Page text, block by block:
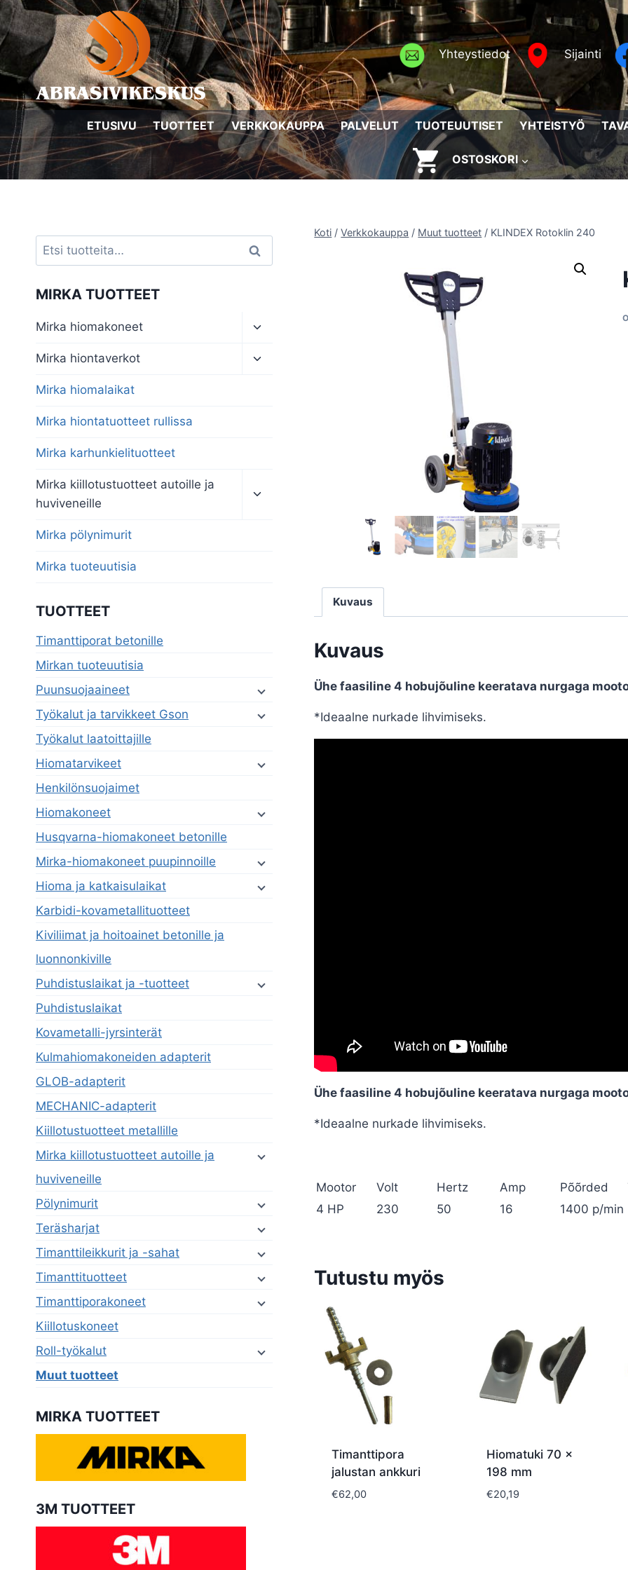
Siirry
sisältöön
Yhteystiedot
Sijainti
ETUSIVU TUOTTEET VERKKOKAUPPA PALVELUT TUOTEUUTISET YHTEISTYÖ
OSTOSKORI
Koti / Verkkokauppa / Muut tuotteet / KLINDEX Rotoklin 240
Kuvaus
Kuvaus
Ühe faasiline 4 hobujõuline keeratava nurgaga
*Ideaalne nurkade lihvimiseks.
Ühe faasiline 4 hobujõuline keeratava nurgaga
*Ideaalne nurkade lihvimiseks.
Mootor Volt Hertz Amp Põõrded
4 HP
230 50 16 1400 p/min
Tutustu myös
Timanttipora
jalustan ankkuri
€62,00
Hiomatuki 70 x
198 mm
€20,19
Etsi: Haku
MIRKA TUOTTEET
Mirka hiomakoneet
Toggle
menu
Mirka hiontaverkot
Toggle
Mirka hiomalaikat
Mirka hiontatuotteet rullissa
Mirka karhunkielituotteet
Mirka kiillotustuotteet autoille ja
huviveneille
child
Mirka pölynimurit
Mirka tuoteuutisia
TUOTTEET
Timanttiporat betonille
Mirkan tuoteuutisia
Puunsuojaaineet
Työkalut ja tarvikkeet Gson
Työkalut laatoittajille
Hiomatarvikeet
Henkilönsuojaimet
Hiomakoneet
Husqvarna-hiomakoneet betonille
Mirka-hiomakoneet puupinnoille
Hioma ja katkaisulaikat
Karbidi-kovametallituotteet
Kiviliimat ja hoitoainet betonille ja
luonnonkiville
Puhdistuslaikat ja -tuotteet
Puhdistuslaikat
Kovametalli-jyrsinterät
Kulmahiomakoneiden adapterit
GLOB-adapterit
MECHANIC-adapterit
Kiillotustuotteet metallille
Mirka kiillotustuotteet autoille ja
huviveneille
Pölynimurit
Teräsharjat
Timanttileikkurit ja -sahat
Timanttituotteet
Timanttiporakoneet
Kiillotuskoneet
Roll-työkalut
Muut tuotteet
MIRKA TUOTTEET
3M TUOTTEET